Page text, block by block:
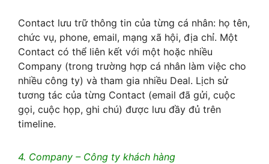
Contact lưu trữ thông tin của từng cá nhân: họ tên,
chức vụ, phone, email, mạng xã hội, địa chỉ. Một
Contact có thể liên kết với một hoặc nhiều
Company (trong trường hợp cá nhân làm việc cho
nhiều công ty) và tham gia nhiều Deal. Lịch sử
tương tác của từng Contact (email đã gửi, cuộc
gọi, cuộc họp, ghi chú) được lưu đầy đủ trên
timeline.
4. Company – Công ty khách hàng